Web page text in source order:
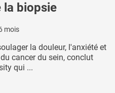
la biopsie
mois
la douleur, l'anxiété et
cancer du sein, conclut
qui ...